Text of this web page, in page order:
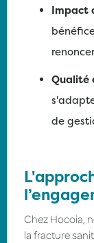
Impact
Qualité
de
Chez Hocoia,
la fracture